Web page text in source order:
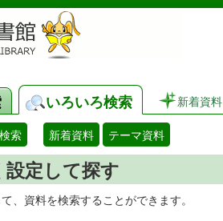
いろいろ検索 新着資料
索 新着資料 テーマ資料
定して探す
、資料を検索することができます。